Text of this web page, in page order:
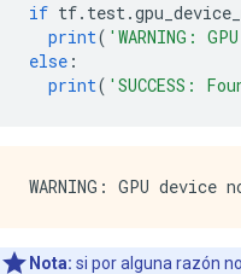
if tf. test.
print( 'WARNING:
else :
print( 'SUCCESS:
Nota: si por alguna razón